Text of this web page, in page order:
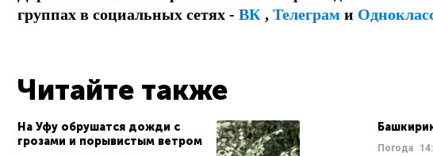
группах в социальных сетях - ВК , Телеграм и
Читайте также
На Уфу обрушатся дожди с
грозами и порывистым ветром
Погода